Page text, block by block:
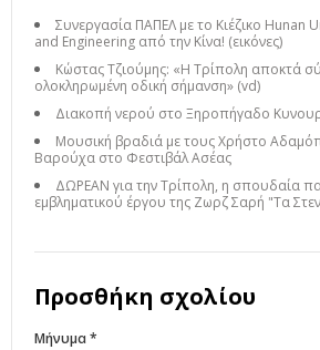
Συνεργασία ΠΑΠΕΛ με το Κιέζικο Hunan
and Engineering από την Κίνα! (εικόνες)
Κώστας Τζιούμης: «Η Τρίπολη αποκτά
ολοκληρωμένη οδική σήμανση» (vd)
Διακοπή νερού στο Ξηροπήγαδο
Μουσική βραδιά με τους Χρήστο
Βαρούχα στο Φεστιβάλ Ασέας
ΔΩΡΕΑΝ για την Τρίπολη, η σπουδαία
εμβληματικού έργου της Ζωρζ Σαρή "Τα
Προσθήκη σχολίου
Μήνυμα *